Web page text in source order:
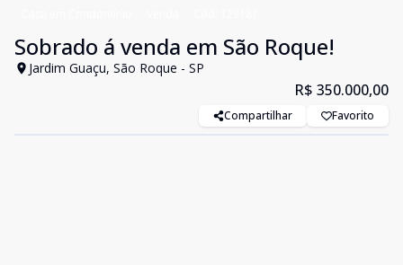
Sobrado á venda em São Roque!
Jardim Guaçu, São Roque - SP
R$ 350.000,00
Compartilhar Favorito